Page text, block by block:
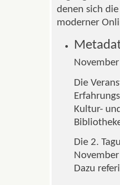
denen sich
moderner
Die
Kultur-
Die 2.
Dazu